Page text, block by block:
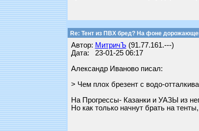
Re: Тент из ПВХ бред? На фоне
Автор: МитричЪ (91.77.161.---)
Дата: 23-01-25 06:17
Александр Иваново писал:
> Чем плох брезент с водо-
На Прогрессы- Казанки и УАЗЫ из
Но как только начнут брать на